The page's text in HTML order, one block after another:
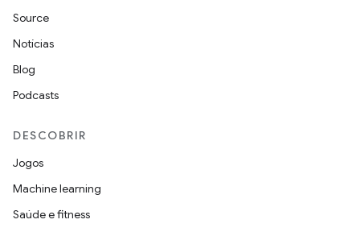
Source
Notícias
Blog
Podcasts
DESCOBRIR
Jogos
Machine learning
Saúde e fitness